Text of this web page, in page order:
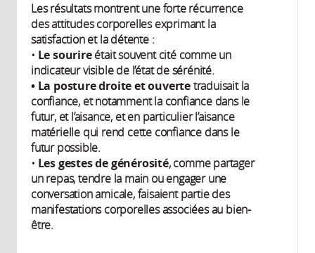
Les résultats montrent une forte récurrence
des attitudes corporelles exprimant la
satisfaction et la détente :
• Le sourireétait souvent cité comme un
indicateur visible de l’état de sérénité.
• La posture droite et ouvertetraduisait la
confiance, et notamment la confiance dans le
futur, et l’aisance, et en particulier l’aisance
matérielle qui rend cette confiance dans le
futur possible.
• Les gestes de générosité, comme partager
un repas, tendre la main ou engager une
conversation amicale, faisaient partie des
manifestations corporelles associées au bien-
être.